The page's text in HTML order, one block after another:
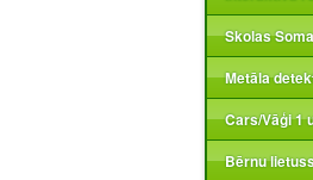
Skolas
Metāla
Cars/Vāģi 1
Bērnu